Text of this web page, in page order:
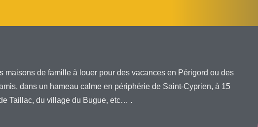
maisons de famille à louer pour des vacances en Périgord ou des
dans un hameau calme en périphérie de Saint-Cyprien, à 15
Taillac, du village du Bugue, etc… .